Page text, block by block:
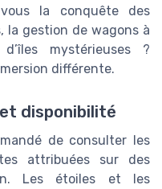
la conquête des
la gestion de wagons à
mystérieuses ?
différente.
disponibilité
de consulter les
attribuées sur des
Les étoiles et les